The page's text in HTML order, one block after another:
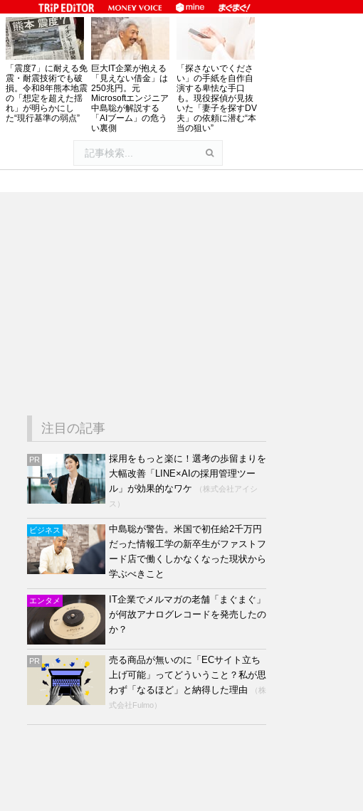
「震度7」に耐える免
震・耐震技術でも破
損。令和8年熊本地震
の「想定を超えた揺
れ」が明らかにし
た“現行基準の弱点”
巨大IT企業が抱える
「見えない借金」は
250兆円。元
Microsoftエンジニア
中島聡が解説する
「AIブーム」の危う
い裏側
「探さないでくださ
い」の手紙を自作自
演する卑怯な手口
も。現役探偵が見抜
いた「妻子を探すDV
夫」の依頼に潜む“本
当の狙い”
注目の記事
PR
採用をもっと楽に！選考の歩留まりを
大幅改善「LINE×AIの採用管理ツー
ル」が効果的なワケ
（株式会社アイシ
ス）
ビジネス
中島聡が警告。米国で初任給2千万円
だった情報工学の新卒生がファストフ
ード店で働くしかなくなった現状から
学ぶべきこと
エンタメ
IT企業でメルマガの老舗「まぐまぐ」
が何故アナログレコードを発売したの
か？
PR
売る商品が無いのに「ECサイト立ち
上げ可能」ってどういうこと？私が思
わず「なるほど」と納得した理由
（株
式会社Fulmo）